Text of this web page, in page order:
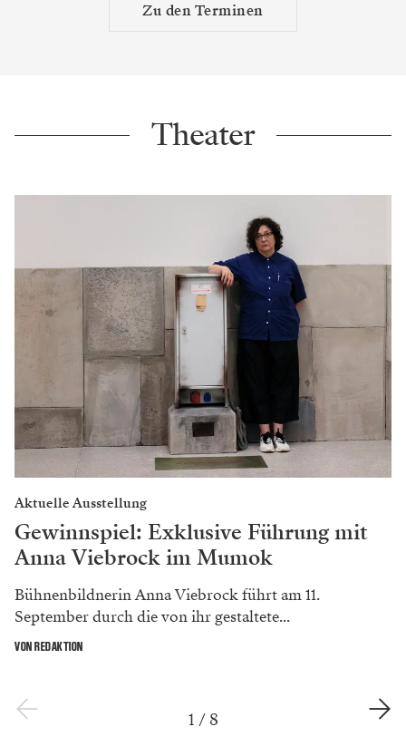
Zu den Terminen
Theater
Aktuelle Ausstellung
Gewinnspiel: Exklusive Führung mit
Anna Viebrock im Mumok
Bühnenbildnerin Anna Viebrock führt am 11.
September durch die von ihr gestaltete...
VON REDAKTION
1 / 8